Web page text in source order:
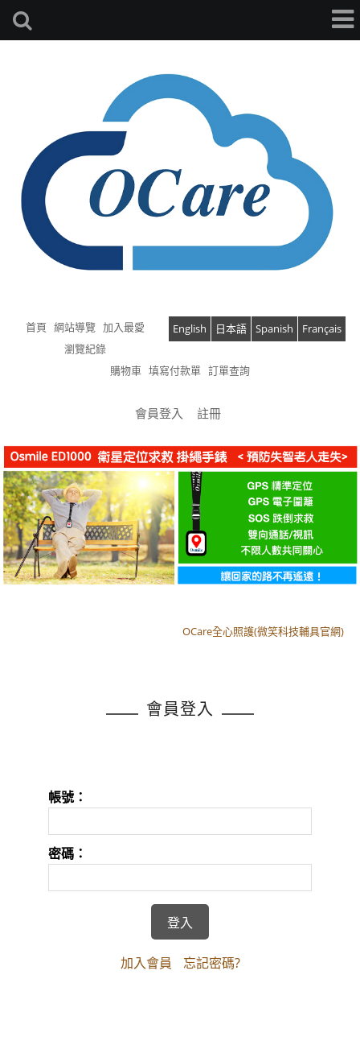
首頁 網站導覽 加入最愛 English 日本語 Spanish
Français
瀏覽紀錄
購物車 填寫付款單 訂單查詢
會員登入 註冊
OCare全心照護(微笑科技輔具官網)
會員登入
帳號：
密碼：
加入會員 忘記密碼?